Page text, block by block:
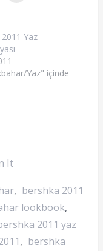
Yaz
Yaz" içinde
It
, bershka 2011
lookbook,
2011 yaz
, bershka